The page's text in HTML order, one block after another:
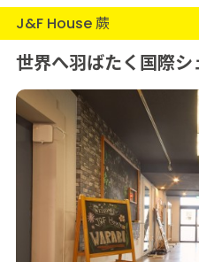
J&F House 蕨
世界へ羽ばたく国際シ